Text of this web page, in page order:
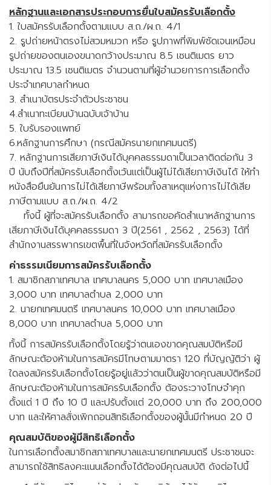
หลักฐานและเอกสารประกอบการยื่นใบสมัครรับเลือกตั้ง
1. ใบสมัครรับเลือกตั้งตามแบบ ส.ถ./ผ.ถ. 4/1
2. รูปถ่ายหน้าตรงไม่สวมหมวก หรือ รูปภาพที่พิมพ์ชัดเจนเหมือน
รูปถ่ายของตนเองขนาดกว้างประมาณ 8.5 เซนติเมตร ยาว
ประมาณ 13.5 เซนติเมตร จำนวนตามที่ผู้อำนวยการการเลือกตั้ง
ประจำเทศบาลกำหนด
3. สำเนาบัตรประจำตัวประชาชน
4.สำเนาทะเบียนบ้านฉบับเจ้าบ้าน
5. ใบรับรองแพทย์
6.หลักฐานการศึกษา (กรณีสมัครนายกเทศมนตรี)
7. หลักฐานการเสียภาษีเงินได้บุคคลธรรมดาเป็นเวลาติดต่อกัน 3
ปี นับถึงปีที่สมัครรับเลือกตั้งเว้นแต่เป็นผู้ไม่ได้เสียภาษีเงินได้ ให้ทำ
หนังสือยืนยันการไม่ได้เสียภาษีพร้อมทั้งสาเหตุแห่งการไม่ได้เสีย
ภาษีตามแบบ ส.ถ./ผ.ถ. 4/2
ทั้งนี้ ผู้ที่จะสมัครรับเลือกตั้ง สามารถขอคัดสำเนาหลักฐานการ
เสียภาษีเงินได้บุคคลธรรมดา 3 ปี(2561 , 2562 , 2563) ได้ที่
สำนักงานสรรพากรเขตพื้นที่ในจังหวัดที่สมัครรับเลือกตั้ง
ค่าธรรมเนียมการสมัครรับเลือกตั้ง
1. สมาชิกสภาเทศบาล เทศบาลนคร 5,000 บาท เทศบาลเมือง
3,000 บาท เทศบาลตำบล 2,000 บาท
2. นายกเทศมนตรี เทศบาลนคร 10,000 บาท เทศบาลเมือง
8,000 บาท เทศบาลตำบล 5,000 บาท
ทั้งนี้ การสมัครรับเลือกตั้งโดยรู้ว่าตนเองขาดคุณสมบัติหรือมี
ลักษณะต้องห้ามในการสมัครมีโทษตามมาตรา 120 ที่บัญญัติว่า ผู้
ใดลงสมัครรับเลือกตั้งโดยรู้อยู่แล้วว่าตนเป็นผู้ขาดคุณสมบัติหรือมี
ลักษณะต้องห้ามในการสมัครรับเลือกตั้ง ต้องระวางโทษจำคุก
ตั้งแต่ 1 ปี ถึง 10 ปี และปรับตั้งแต่ 20,000 บาท ถึง 200,000
บาท และให้ศาลสั่งเพิกถอนสิทธิเลือกตั้งของผู้นั้นมีกำหนด 20 ปี
คุณสมบัติของผู้มีสิทธิเลือกตั้ง
ในการเลือกตั้งสมาชิกสภาเทศบาลและนายกเทศมนตรี ประชาชนจะ
สามารถใช้สิทธิลงคะแนนเลือกตั้งได้ต้องมีคุณสมบัติ ดังต่อไปนี้